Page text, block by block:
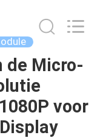
de Micro-
voor